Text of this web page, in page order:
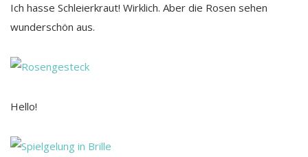
Ich hasse Schleierkraut! Wirklich. Aber die Rosen sehen
wunderschön aus.
Hello!